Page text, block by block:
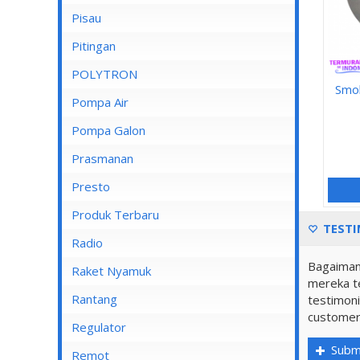
Lampu Spotlight
Pisau
Pitingan
POLYTRON
Pompa Air
Pompa Air Panasonic
Pompa Air Shimizu
Pompa Galon
Prasmanan
Presto
Produk Terbaru
Radio
Raket Nyamuk
Rantang
Regulator
Remot
mereka